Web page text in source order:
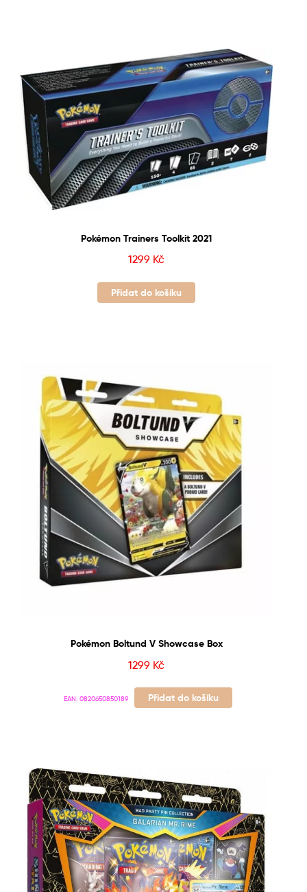
Pokémon Trainers Toolkit 2021
1299 Kč
Přidat do košíku
Pokémon Boltund V Showcase Box
1299 Kč
EAN: 0820650850189 Přidat do košíku